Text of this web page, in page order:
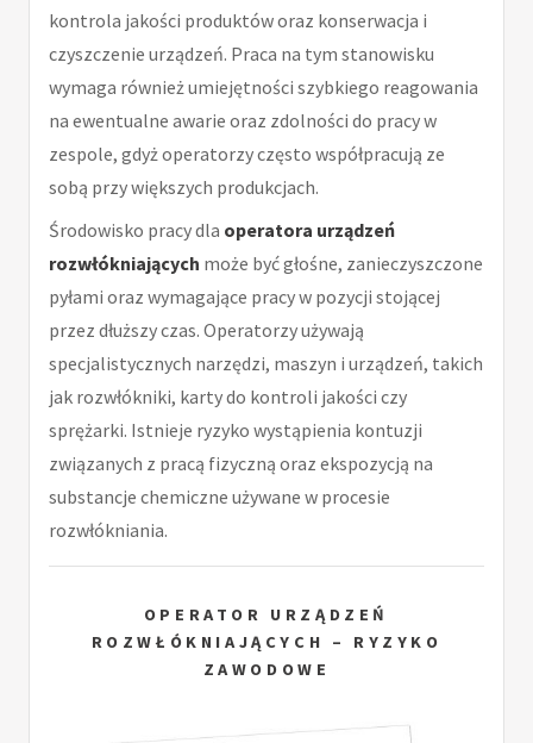
kontrola jakości produktów oraz konserwacja i
czyszczenie urządzeń. Praca na tym stanowisku
wymaga również umiejętności szybkiego reagowania
na ewentualne awarie oraz zdolności do pracy w
zespole, gdyż operatorzy często współpracują ze
sobą przy większych produkcjach.
Środowisko pracy dla operatora urządzeń
rozwłókniających może być głośne, zanieczyszczone
pyłami oraz wymagające pracy w pozycji stojącej
przez dłuższy czas. Operatorzy używają
specjalistycznych narzędzi, maszyn i urządzeń, takich
jak rozwłókniki, karty do kontroli jakości czy
sprężarki. Istnieje ryzyko wystąpienia kontuzji
związanych z pracą fizyczną oraz ekspozycją na
substancje chemiczne używane w procesie
rozwłókniania.
OPERATOR URZĄDZEŃ
ROZWŁÓKNIAJĄCYCH – RYZYKO
ZAWODOWE